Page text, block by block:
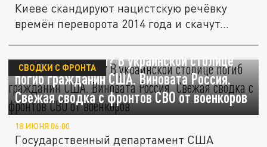
Киеве скандируют нацистскую речёвку
времён переворота 2014 года и скачут...
Что он там забыл? В украинской столице
погиб гражданин США. Виновата Россия.
Свежая сводка с фронтов СВО от военкоров
СВОДКИ С ФРОНТА
18 ИЮНЯ 06:00
Государственный департамент США